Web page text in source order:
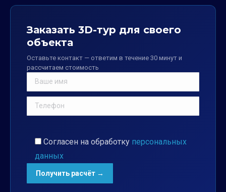
Заказать 3D-тур для своего
объекта
Оставьте контакт — ответим в течение 30 минут и
рассчитаем стоимость
Согласен на обработку персональных
данных